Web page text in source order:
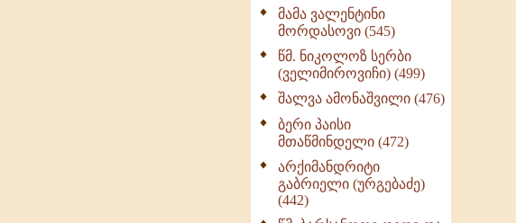
(259)
მამა ვალენტინი
მორდასოვი (545)
წმ. ნიკოლოზ სერბი
(ველიმიროვიჩი) (499)
შალვა ამონაშვილი (476)
ბერი პაისი
მთაწმინდელი (472)
არქიმანდრიტი
გაბრიელი (ურგებაძე)
(442)